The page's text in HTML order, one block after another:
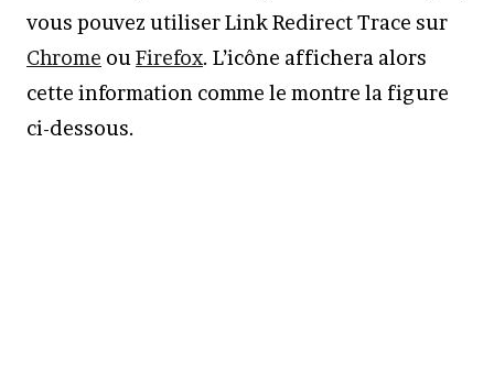
vous pouvez utiliser Link Redirect Trace sur
Chrome ou Firefox. L’icône affichera alors
cette information comme le montre la figure
ci-dessous.